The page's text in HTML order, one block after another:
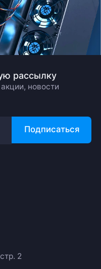
рассылку
новости
Подписаться
2